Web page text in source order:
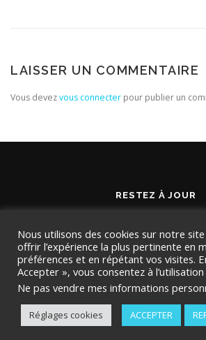
LAISSER UN COMMENTAIRE
Vous devezvous connecter pour publier un
RESTEZ À JOUR
Copyright © 2026 TMD Conseil
Nous utilisons des cookies sur notre
offrir l’expérience la plus pertinente en
préférences et en répétant vos visites.
Accepter », vous consentez à
Ne pas vendre mes informations
Réglages cookies ACCEPTER